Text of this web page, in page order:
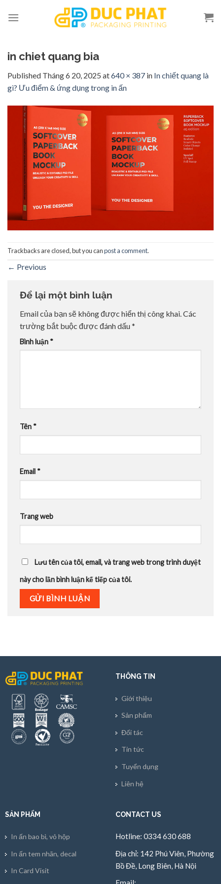
in chiet quang bia
Published Tháng 6 20, 2025 at640 × 387 in In chiết quang là
gì? Ưu điểm & ứng dụng trong in ấn
Trackbacks are closed, but you canpost a comment.
← Previous
Để lại một bình luận
Email của bạn sẽ không được hiển thị công khai. Các
trường bắt buộc được đánh dấu*
Bình luận *
Tên *
Email *
Trang web
Lưu tên của tôi, email, và trang web trong trình duyệt
này cho lần bình luận kế tiếp của tôi.
THÔNG TIN
Giới thiệu
Sản phẩm
Đối tác
Tin tức
Tuyển dụng
Liên hệ
SẢN PHẨM
In ấn bao bì, vỏ hộp
In ấn tem nhãn, decal
In Card Visit
CONTACT US
Hotline: 0334 630 688
Địa chỉ: 142 Phú Viên, Phường
Bồ Đề, Long Biên, Hà Nội